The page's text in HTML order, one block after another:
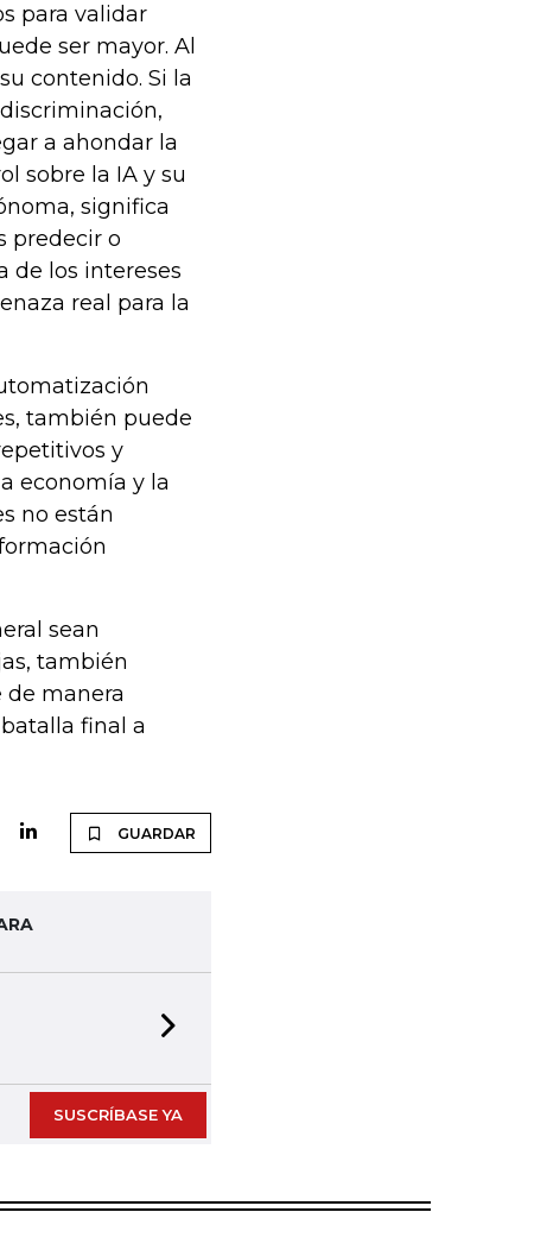
para validar
ser mayor. Al
contenido. Si la
a ahondar la
sobre la IA y su
significa
predecir o
de los intereses
real para la
también puede
y
economía y la
no están
sean
también
de manera
final a
GUARDAR
SUSCRÍBASE YA